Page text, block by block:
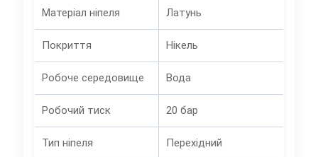
Матеріал ніпеля Латунь
Покриття Нікель
Робоче середовище Вода
Робочий тиск 20 бар
Тип ніпеля Перехідний